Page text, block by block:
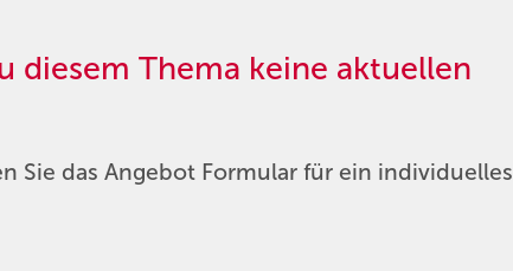
diesem Thema keine aktuellen
Sie das Angebot Formular für ein individuelles